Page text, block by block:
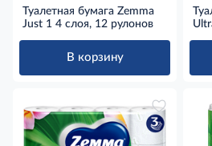
Туалетная бумага Zemma
Just 1 4 слоя, 12 рулонов
В корзину